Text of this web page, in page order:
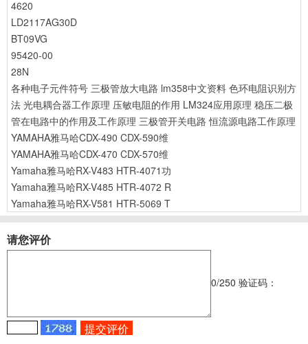
4620
LD2117AG30D
BT09VG
95420-00
28N
各种电子元件符号 三极管放大电路 lm358中文资料 色环电阻识别方
法 光电耦合器工作原理 压敏电阻的作用 LM324应用原理 稳压二极
管在电路中的作用及工作原理 三极管开关电路 恒流源电路工作原理
YAMAHA雅马哈CDX-490 CDX-590维
YAMAHA雅马哈CDX-470 CDX-570维
Yamaha雅马哈RX-V483 HTR-4071功
Yamaha雅马哈RX-V485 HTR-4072 R
Yamaha雅马哈RX-V581 HTR-5069 T
请您评价
0/250 验证码：